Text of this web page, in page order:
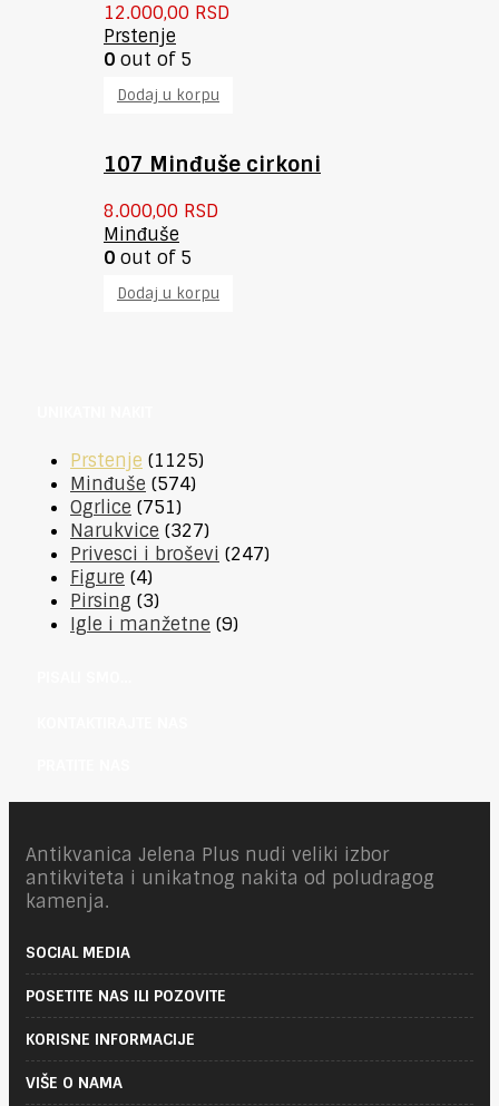
12.000,00 RSD
Prstenje
0 out of 5
Dodaj u korpu
107 Minđuše cirkoni
8.000,00 RSD
Minđuše
0 out of 5
Dodaj u korpu
Prstenje (1125)
Minđuše (574)
Ogrlice (751)
Narukvice (327)
Privesci i broševi (247)
Figure (4)
Pirsing (3)
Igle i manžetne (9)
Antikvanica Jelena Plus nudi veliki izbor
antikviteta i unikatnog nakita od poludragog
kamenja.
SOCIAL MEDIA
POSETITE NAS ILI POZOVITE
KORISNE INFORMACIJE
VIŠE O NAMA